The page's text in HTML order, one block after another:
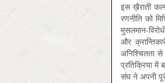
इस ख़ैराती
रणनीति को
मुसलमान-
और
अनिश्चितता
प्रतिक्रिया
संघ ने अपनी